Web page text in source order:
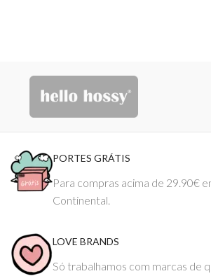
PORTES GRÁTIS
Para compras acima de 29.90€
Continental.
LOVE BRANDS
Só trabalhamos com marcas de